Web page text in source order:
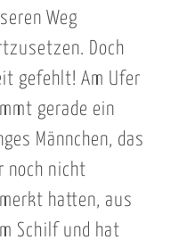
Weg
Doch
gefehlt! Am Ufer
gerade ein
Männchen, das
noch nicht
hatten, aus
Schilf und hat